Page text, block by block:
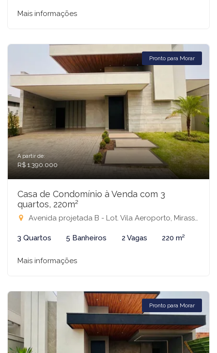
Mais informações
Pronto para Morar
A partir de:
R$ 1.390.000
Casa de Condomínio à Venda com 3
quartos, 220m²
Avenida projetada B - Lot. Vila Aeroporto, Mirassol - SP, SN - Condomínio Residencial Terra Vista, Mirassol-SP
3 Quartos 5 Banheiros 2 Vagas 220 m²
Mais informações
Pronto para Morar